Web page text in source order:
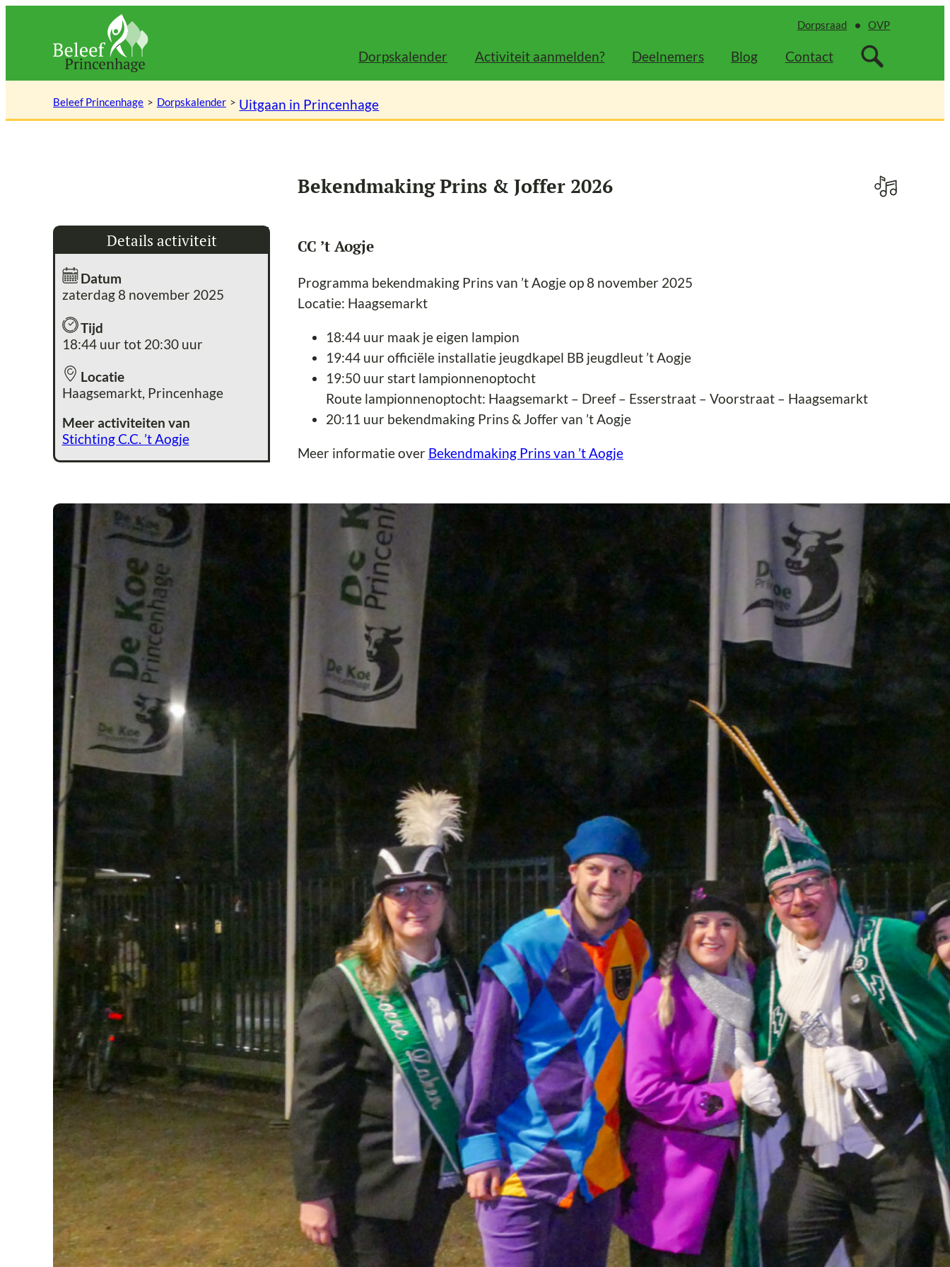
inhoud
Dorpsraad OVP
Dorpskalender Activiteit aanmelden? Deelnemers Blog Contact
Beleef Princenhage Dorpskalender Uitgaan in Princenhage
Bekendmaking Prins & Joffer 2026
Details activiteit
Datum
zaterdag 8 november 2025
Tijd
18:44 uur tot 20:30 uur
Locatie
Haagsemarkt, Princenhage
Meer activiteiten van
Stichting C.C. ’t Aogje
CC ’t Aogje
Programma bekendmaking Prins van ’t Aogje op 8 november 2025
Locatie: Haagsemarkt
18:44 uur maak je eigen lampion
19:44 uur officiële installatie jeugdkapel BB jeugdleut ’t Aogje
19:50 uur start lampionnenoptocht
Route lampionnenoptocht: Haagsemarkt – Dreef – Esserstraat – Voorstraat – Haagsemarkt
20:11 uur bekendmaking Prins & Joffer van ’t Aogje
Meer informatie over Bekendmaking Prins van ’t Aogje